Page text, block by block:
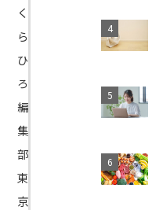
く
ら
ひ
ろ
編
集
部
東
京